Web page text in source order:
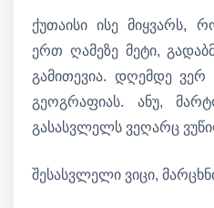
ქუთაისი ისე მიყვარს,
ერთ ღამეზე მეტი,
გამითევია. დღემდე
გეოგრაფიას. ანუ,
გასასვლელს ვეღარც
შესასვლელი ვიცი,